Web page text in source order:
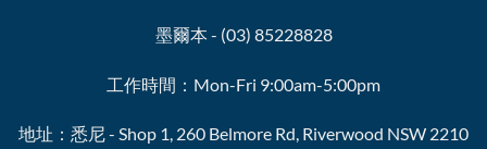
墨爾本 - (03) 85228828
工作時間：Mon-Fri 9:00am-5:00pm
地址：悉尼 - Shop 1, 260 Belmore Rd, Riverwood NSW 2210